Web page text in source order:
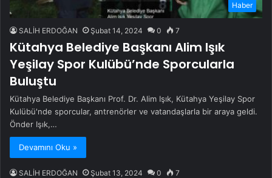
Haber
SALİH ERDOĞAN Şubat 14, 2024 0 7
Kütahya Belediye Başkanı Alim Işık
Yeşilay Spor Kulübü’nde Sporcularla
Buluştu
Kütahya Belediye Başkanı Prof. Dr. Alim Işık, Kütahya Yeşilay Spor
Kulübü'nde sporcular, antrenörler ve vatandaşlarla bir araya geldi.
Önder Işık,…
Devamını Oku »
SALİH ERDOĞAN Şubat 13, 2024 0 7